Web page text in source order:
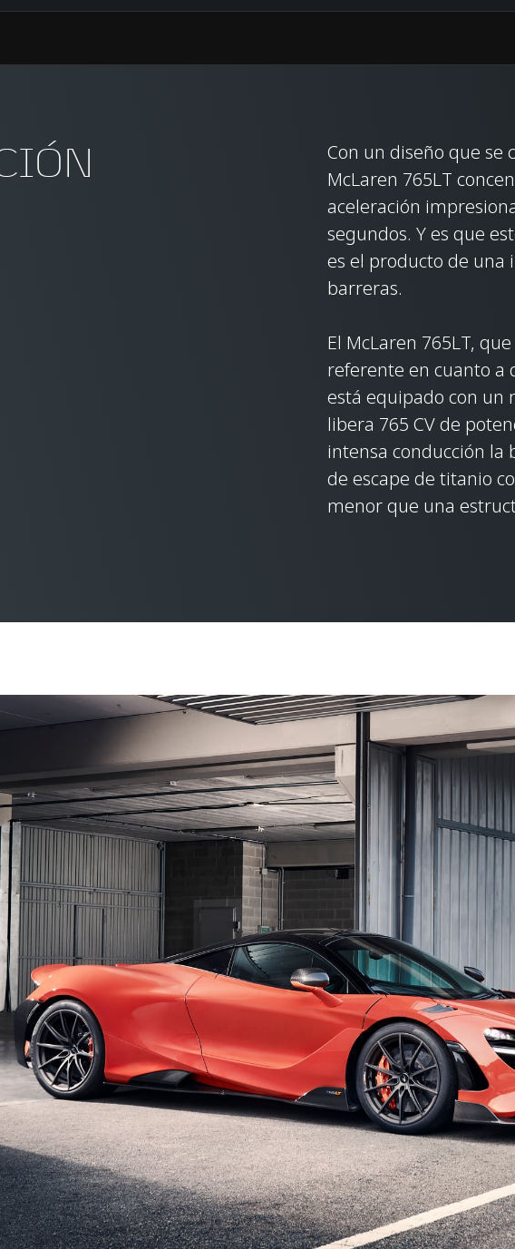
Con un diseño que se
McLaren 765LT
aceleración
segundos. Y es que
es el producto de
barreras.
El McLaren 765LT,
referente en cuanto a
está equipado con un
libera 765 CV de
intensa conducción la
de escape de titanio
menor que una